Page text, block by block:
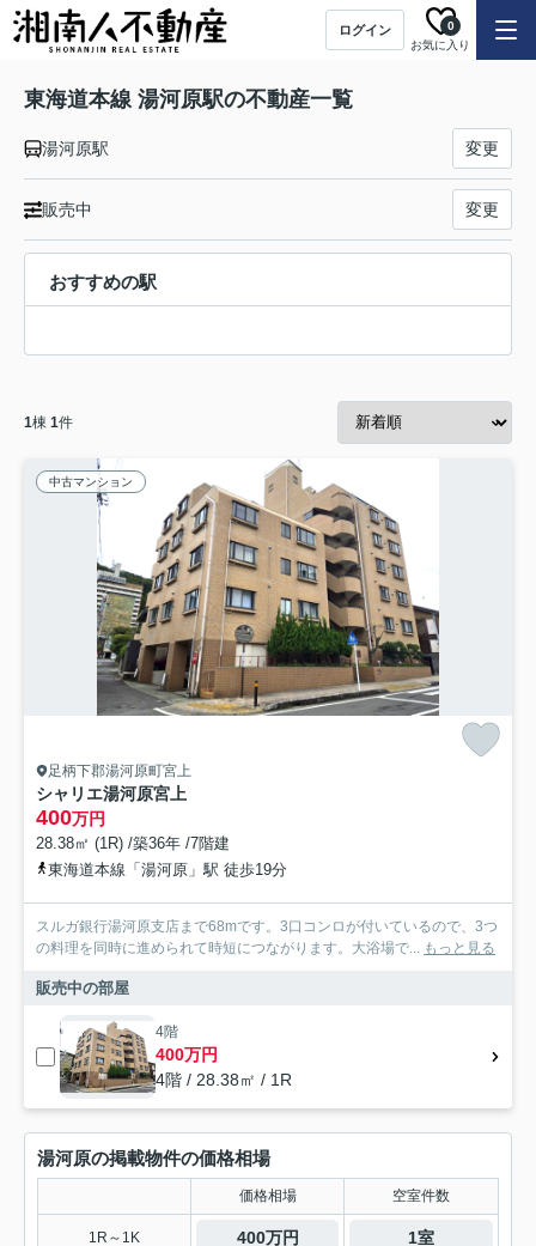
ログイン
お気に入り
0
東海道本線 湯河原駅の不動産一覧
湯河原駅 変更
販売中 変更
おすすめの駅
1棟 1件
中古マンション
足柄下郡湯河原町宮上
シャリエ湯河原宮上
400万円
28.38㎡ (1R) /築36年 /7階建
東海道本線「湯河原」駅 徒歩19分
スルガ銀行湯河原支店まで68mです。3口コンロが付いているので、3つ
の料理を同時に進められて時短につながります。大浴場で... もっと見る
販売中の部屋
4階
400万円
4階 / 28.38㎡ / 1R
湯河原の掲載物件の価格相場
価格相場 空室件数
1R～1K 400万円 1室